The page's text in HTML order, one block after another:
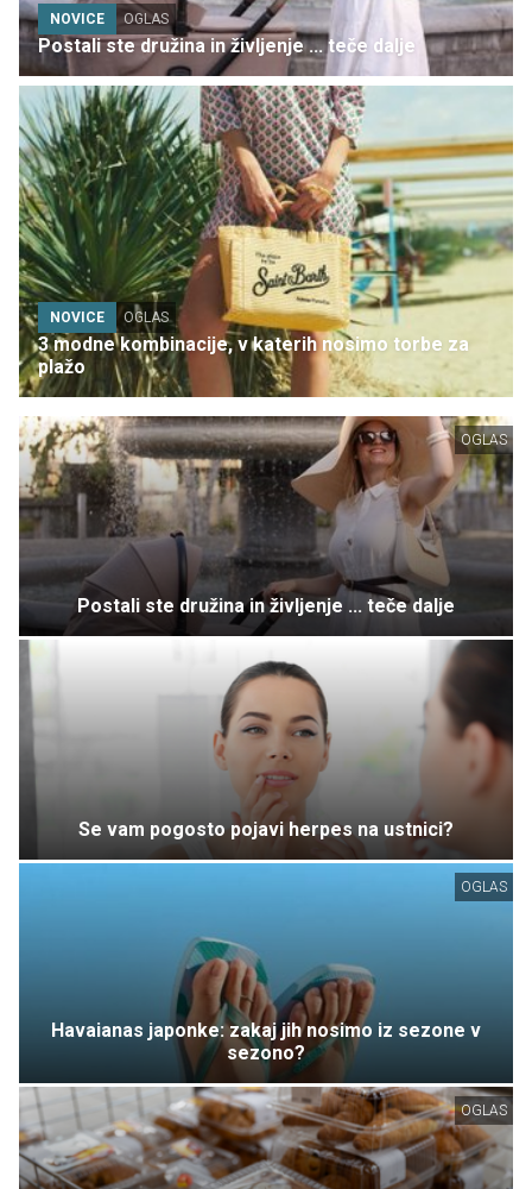
NOVICE OGLAS
Postali ste družina in življenje ... teče dalje
NOVICE OGLAS
3 modne kombinacije, v katerih nosimo torbe za
plažo
OGLAS
Postali ste družina in življenje ... teče dalje
Se vam pogosto pojavi herpes na ustnici?
OGLAS
Havaianas japonke: zakaj jih nosimo iz sezone v
sezono?
OGLAS